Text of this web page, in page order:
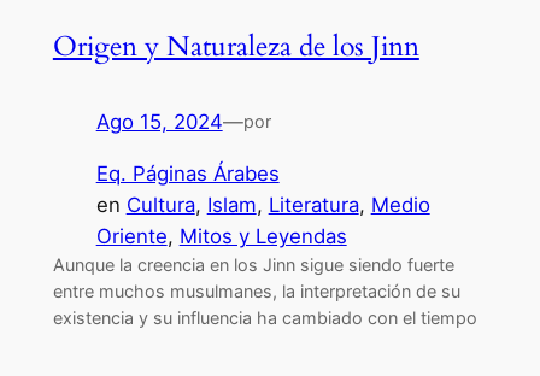
Origen y Naturaleza de los Jinn
Ago 15, 2024—por
Eq. Páginas Árabes
en Cultura, Islam, Literatura, Medio
Oriente, Mitos y Leyendas
Aunque la creencia en los Jinn sigue siendo fuerte
entre muchos musulmanes, la interpretación de su
existencia y su influencia ha cambiado con el tiempo